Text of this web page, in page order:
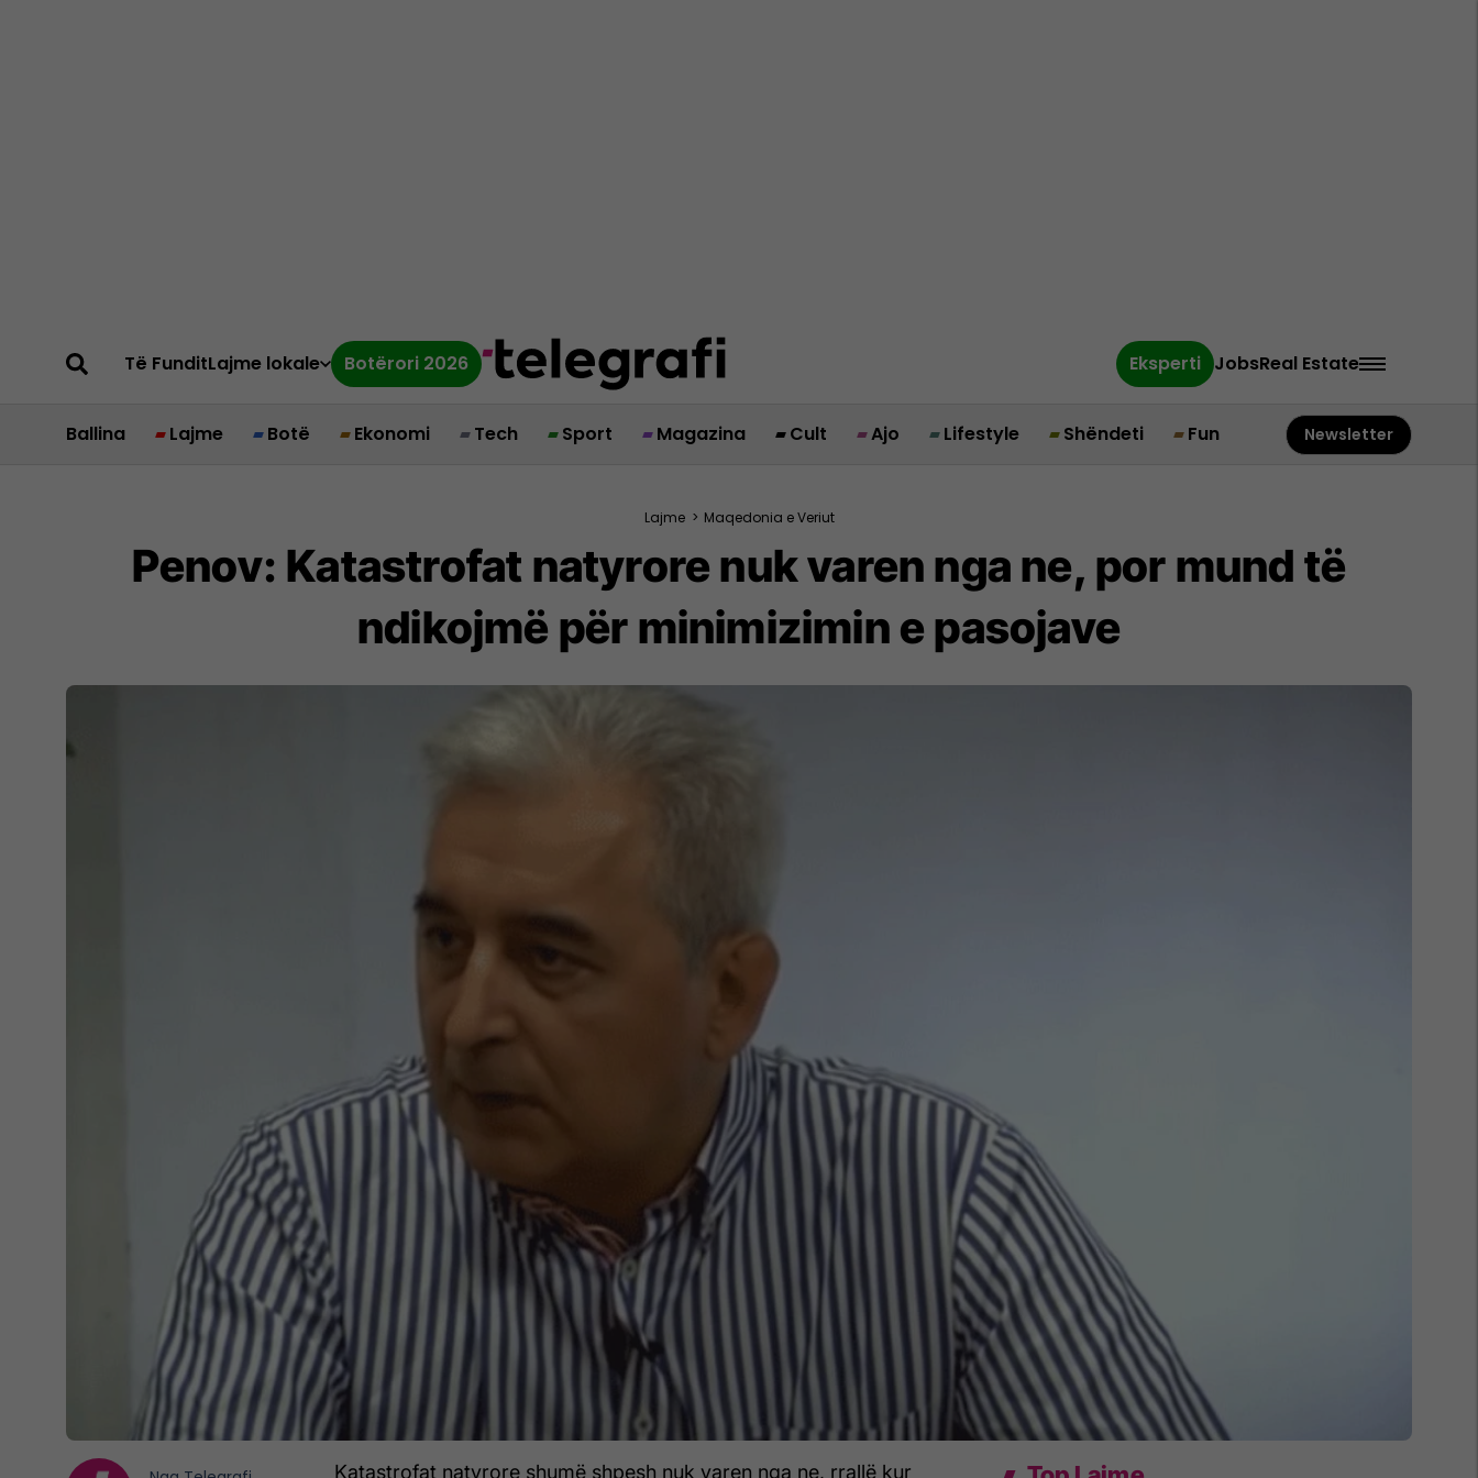
Të FunditLajme lokale Botërori 2026 Eksperti JobsReal Estate
Ballina Lajme Botë Ekonomi Tech Sport Magazina Cult Ajo Lifestyle Shëndeti Fun Newsletter
Lajme > Maqedonia e Veriut
Penov: Katastrofat natyrore nuk varen nga ne, por mund të
ndikojmë për minimizimin e pasojave
Katastrofat natyrore shumë shpesh nuk varen nga ne, rrallë kur